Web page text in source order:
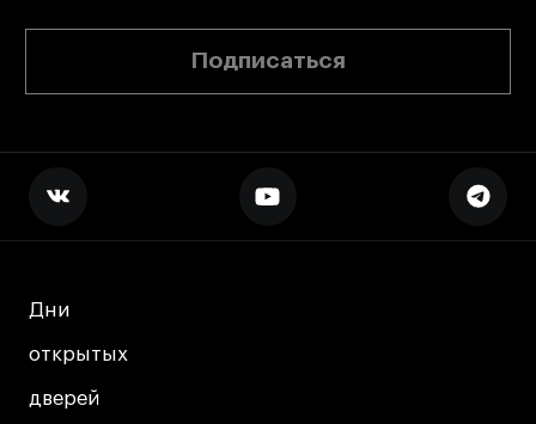
Подписаться
Дни
открытых
дверей
Дни
открытых
дверей